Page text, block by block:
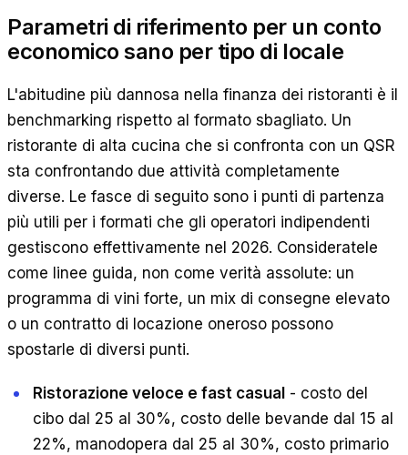
Parametri di riferimento per un conto
economico sano per tipo di locale
L'abitudine più dannosa nella finanza dei ristoranti è il
benchmarking rispetto al formato sbagliato. Un
ristorante di alta cucina che si confronta con un QSR
sta confrontando due attività completamente
diverse. Le fasce di seguito sono i punti di partenza
più utili per i formati che gli operatori indipendenti
gestiscono effettivamente nel 2026. Consideratele
come linee guida, non come verità assolute: un
programma di vini forte, un mix di consegne elevato
o un contratto di locazione oneroso possono
spostarle di diversi punti.
Ristorazione veloce e fast casual - costo del
cibo dal 25 al 30%, costo delle bevande dal 15 al
22%, manodopera dal 25 al 30%, costo primario